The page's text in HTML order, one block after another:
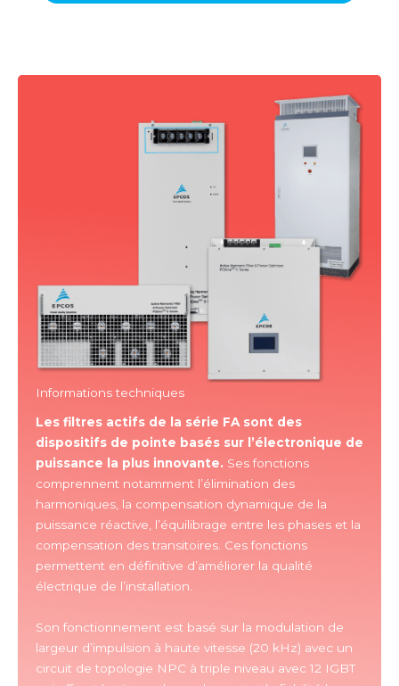
Informations techniques
Les filtres actifs de la série FA sont des
dispositifs de pointe basés sur l’électronique de
puissance la plus innovante. Ses fonctions
comprennent notamment l’élimination des
harmoniques, la compensation dynamique de la
puissance réactive, l’équilibrage entre les phases et la
compensation des transitoires. Ces fonctions
permettent en définitive d’améliorer la qualité
électrique de l’installation.
Son fonctionnement est basé sur la modulation de
largeur d’impulsion à haute vitesse (20 kHz) avec un
circuit de topologie NPC à triple niveau avec 12 IGBT